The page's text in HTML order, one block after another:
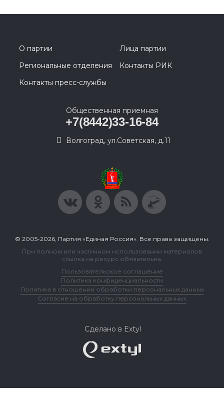
О партии
Лица партии
Региональные отделения
Контакты РИК
Контакты пресс-службы
Общественная приемная
+7(8442)33-16-84
Волгоград, ул.Советская, д.11
© 2005-2026, Партия «Единая Россия». Все права защищены.
При полном или частичном использовании материалов
ссылка на ресурс обязательна.
Пользовательское соглашение
Политика конфиденциальности
Политика в отношении обработки персональных данных
Согласие на обработку персональных данных
Сделано в Extyl